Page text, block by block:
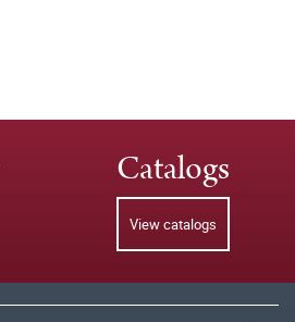
Catalogs
View catalogs